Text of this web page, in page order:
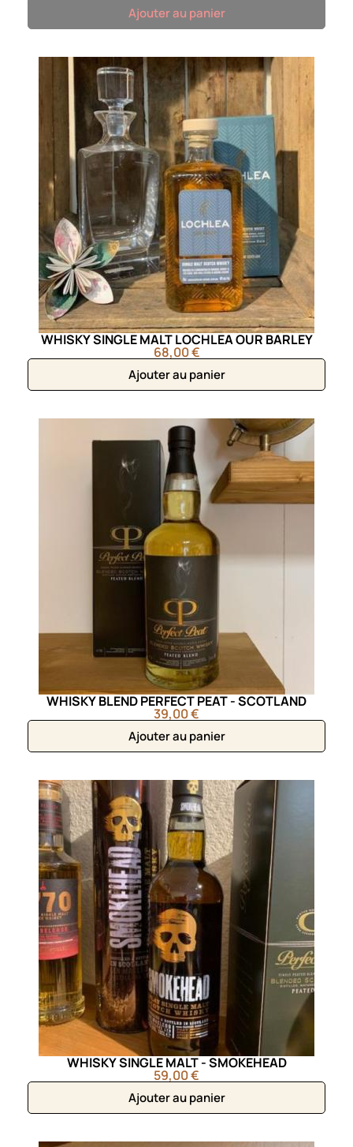
Ajouter au panier
WHISKY SINGLE MALT LOCHLEA OUR BARLEY
68,00 €
Ajouter au panier
WHISKY BLEND PERFECT PEAT - SCOTLAND
39,00 €
Ajouter au panier
WHISKY SINGLE MALT - SMOKEHEAD
59,00 €
Ajouter au panier